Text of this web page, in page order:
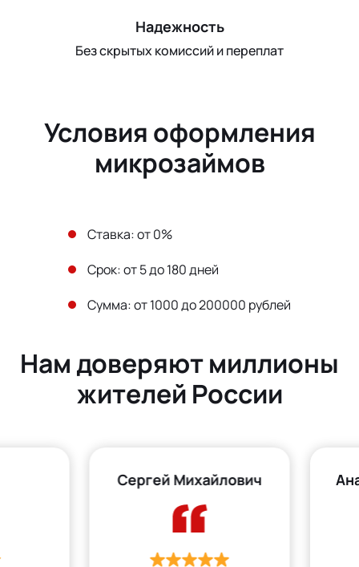
Надежность
Без скрытых комиссий и переплат
Условия оформления
микрозаймов
Ставка: от 0%
Срок: от 5 до 180 дней
Сумма: от 1000 до 200000 рублей
Нам доверяют миллионы
жителей России
Сергей Михайлович